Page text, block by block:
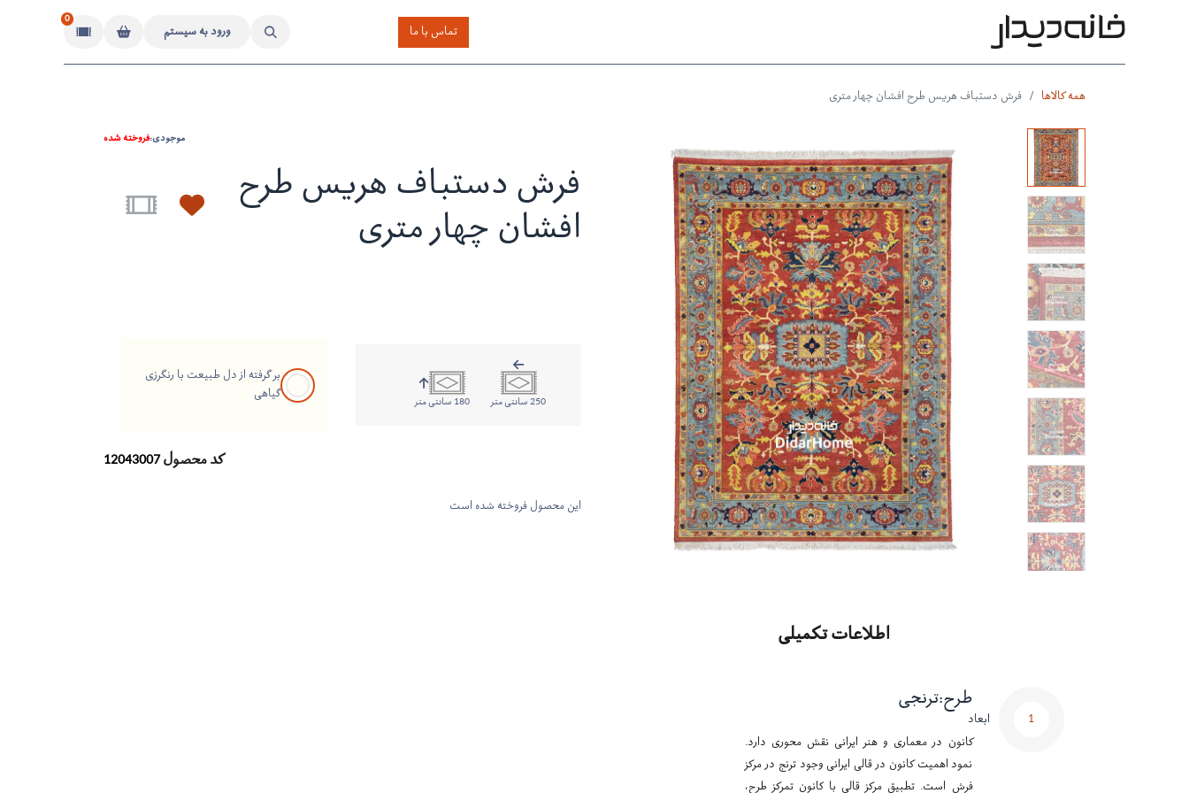
تماس با ما ورود به سیستم
0
همه کالاها فرش دستباف هریس طرح افشان چهار متری
موجودی:فروخته شده
فرش دستباف هریس طرح
افشان چهار متری
250 سانتی متر 180 سانتی متر
بر گرفته از دل طبیعت با رنگرزی
گیاهی
کد محصول12043007
این محصول فروخته شده است
اطلاعات تکمیلی
1 ابعاد
طرح:ترنجی
کانون در معماری و هنر ایرانی نقش محوری دارد.
نمود اهمیت کانون در قالی ایرانی وجود ترنج در مرکز
فرش است. تطبیق مرکز قالی با کانون تمرکز طرح،